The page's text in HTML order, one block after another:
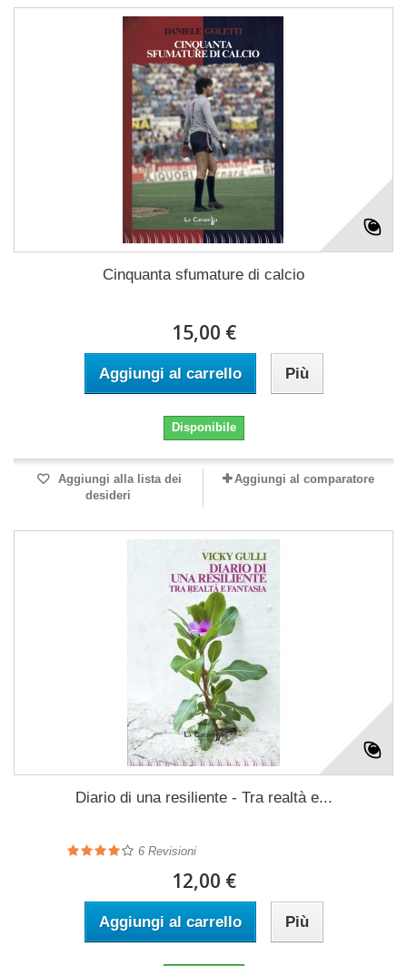
Cinquanta sfumature di calcio
15,00 €
Aggiungi al carrello Più
Disponibile
Aggiungi alla lista dei
desideri
Aggiungi al comparatore
Diario di una resiliente - Tra realtà e...
6 Revisioni
12,00 €
Aggiungi al carrello Più